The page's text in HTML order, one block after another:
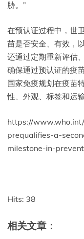
胁。”
在预认证过程中，世
苗是否安全、有效，
还通过定期重新评估
确保通过预认证的疫
国家免疫规划在疫苗
性、外观、标签和运输
https://
prequalifies-a-
milestone-in-
Hits: 38
相关文章：